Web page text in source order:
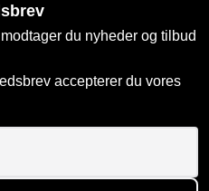
du nyheder og tilbud
accepterer du vores